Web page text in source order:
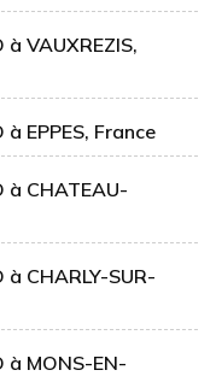
VAUXREZIS,
EPPES, France
à CHATEAU-
CHARLY-SUR-
à MONS-EN-